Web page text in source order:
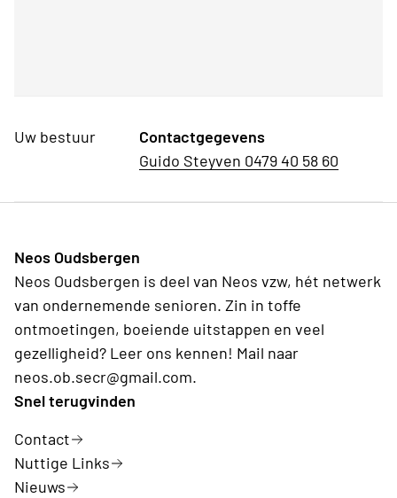
Uw bestuur
Contactgegevens
Guido Steyven 0479 40 58 60
Neos Oudsbergen
Neos Oudsbergen is deel van Neos vzw, hét netwerk
van ondernemende senioren. Zin in toffe
ontmoetingen, boeiende uitstappen en veel
gezelligheid? Leer ons kennen! Mail naar
neos.ob.secr@gmail.com.
Snel terugvinden
Contact
Nuttige Links
Nieuws